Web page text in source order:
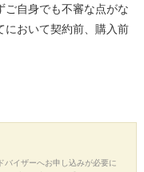
自身でも不審な点がな
において契約前、購入前
バイザーへお申し込みが必要に